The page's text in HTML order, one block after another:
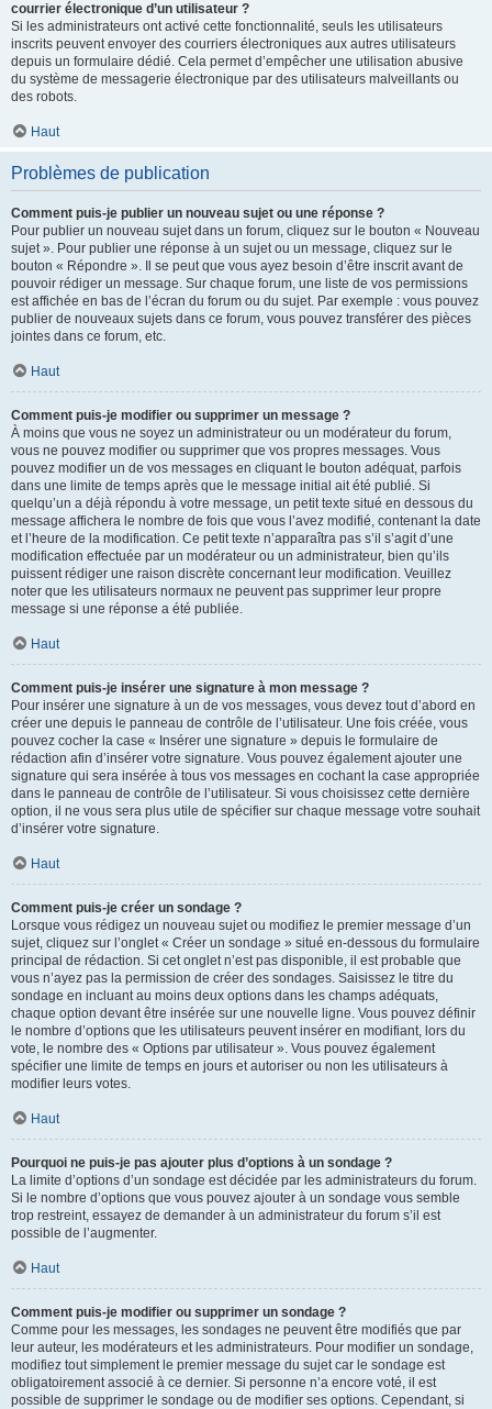
courrier électronique d’un utilisateur ?
Si les administrateurs ont activé cette fonctionnalité, seuls les utilisateurs
inscrits peuvent envoyer des courriers électroniques aux autres utilisateurs
depuis un formulaire dédié. Cela permet d’empêcher une utilisation abusive
du système de messagerie électronique par des utilisateurs malveillants ou
des robots.
Haut
Problèmes de publication
Comment puis-je publier un nouveau sujet ou une réponse ?
Pour publier un nouveau sujet dans un forum, cliquez sur le bouton « Nouveau
sujet ». Pour publier une réponse à un sujet ou un message, cliquez sur le
bouton « Répondre ». Il se peut que vous ayez besoin d’être inscrit avant de
pouvoir rédiger un message. Sur chaque forum, une liste de vos permissions
est affichée en bas de l’écran du forum ou du sujet. Par exemple : vous pouvez
publier de nouveaux sujets dans ce forum, vous pouvez transférer des pièces
jointes dans ce forum, etc.
Haut
Comment puis-je modifier ou supprimer un message ?
À moins que vous ne soyez un administrateur ou un modérateur du forum,
vous ne pouvez modifier ou supprimer que vos propres messages. Vous
pouvez modifier un de vos messages en cliquant le bouton adéquat, parfois
dans une limite de temps après que le message initial ait été publié. Si
quelqu’un a déjà répondu à votre message, un petit texte situé en dessous du
message affichera le nombre de fois que vous l’avez modifié, contenant la date
et l’heure de la modification. Ce petit texte n’apparaîtra pas s’il s’agit d’une
modification effectuée par un modérateur ou un administrateur, bien qu’ils
puissent rédiger une raison discrète concernant leur modification. Veuillez
noter que les utilisateurs normaux ne peuvent pas supprimer leur propre
message si une réponse a été publiée.
Haut
Comment puis-je insérer une signature à mon message ?
Pour insérer une signature à un de vos messages, vous devez tout d’abord en
créer une depuis le panneau de contrôle de l’utilisateur. Une fois créée, vous
pouvez cocher la case « Insérer une signature » depuis le formulaire de
rédaction afin d’insérer votre signature. Vous pouvez également ajouter une
signature qui sera insérée à tous vos messages en cochant la case appropriée
dans le panneau de contrôle de l’utilisateur. Si vous choisissez cette dernière
option, il ne vous sera plus utile de spécifier sur chaque message votre souhait
d’insérer votre signature.
Haut
Comment puis-je créer un sondage ?
Lorsque vous rédigez un nouveau sujet ou modifiez le premier message d’un
sujet, cliquez sur l’onglet « Créer un sondage » situé en-dessous du formulaire
principal de rédaction. Si cet onglet n’est pas disponible, il est probable que
vous n’ayez pas la permission de créer des sondages. Saisissez le titre du
sondage en incluant au moins deux options dans les champs adéquats,
chaque option devant être insérée sur une nouvelle ligne. Vous pouvez définir
le nombre d’options que les utilisateurs peuvent insérer en modifiant, lors du
vote, le nombre des « Options par utilisateur ». Vous pouvez également
spécifier une limite de temps en jours et autoriser ou non les utilisateurs à
modifier leurs votes.
Haut
Pourquoi ne puis-je pas ajouter plus d’options à un sondage ?
La limite d’options d’un sondage est décidée par les administrateurs du forum.
Si le nombre d’options que vous pouvez ajouter à un sondage vous semble
trop restreint, essayez de demander à un administrateur du forum s’il est
possible de l’augmenter.
Haut
Comment puis-je modifier ou supprimer un sondage ?
Comme pour les messages, les sondages ne peuvent être modifiés que par
leur auteur, les modérateurs et les administrateurs. Pour modifier un sondage,
modifiez tout simplement le premier message du sujet car le sondage est
obligatoirement associé à ce dernier. Si personne n’a encore voté, il est
possible de supprimer le sondage ou de modifier ses options. Cependant, si